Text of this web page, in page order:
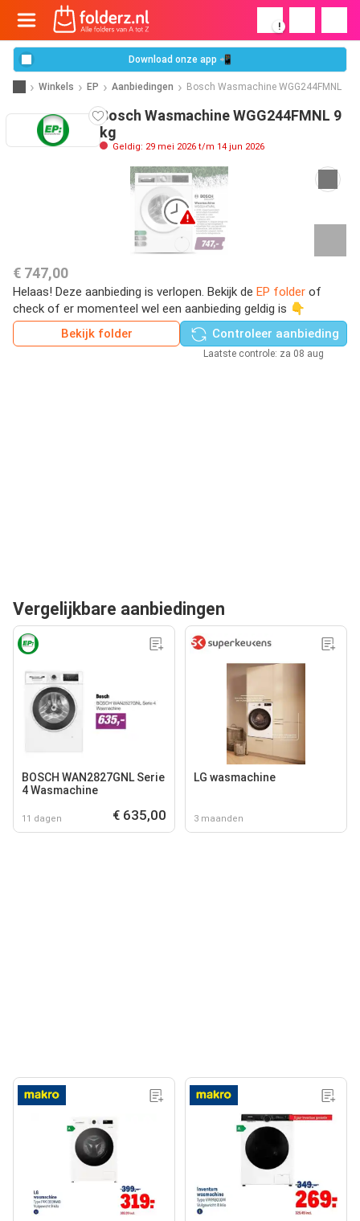
!
Download onze app 📲
Winkels EP Aanbiedingen Bosch Wasmachine WGG244FMNL
Bosch Wasmachine WGG244FMNL 9
kg
Geldig: 29 mei 2026 t/m 14 jun 2026
€ 747,00
Helaas! Deze aanbieding is verlopen. Bekijk de EP folder of
check of er momenteel wel een aanbieding geldig is 👇
Bekijk folder
Controleer aanbieding
Laatste controle: za 08 aug
Vergelijkbare aanbiedingen
BOSCH WAN2827GNL Serie
4 Wasmachine
11 dagen € 635,00
LG wasmachine
3 maanden